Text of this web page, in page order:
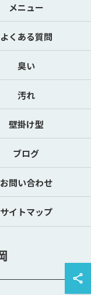
メニュー
よくある質問
臭い
汚れ
壁掛け型
ブログ
お問い合わせ
サイトマップ